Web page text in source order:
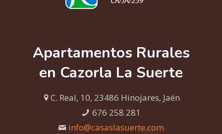
Apartamentos Rurales
en Cazorla La Suerte
C. Real, 10, 23486 Hinojares, Jaén
676 258 281
info@casaslasuerte.com